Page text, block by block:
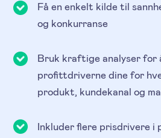
Få en enkelt kilde til
og konkurranse
Bruk kraftige analyser for
profittdriverne dine for
produkt, kundekanal og
Inkluder flere prisdrivere i